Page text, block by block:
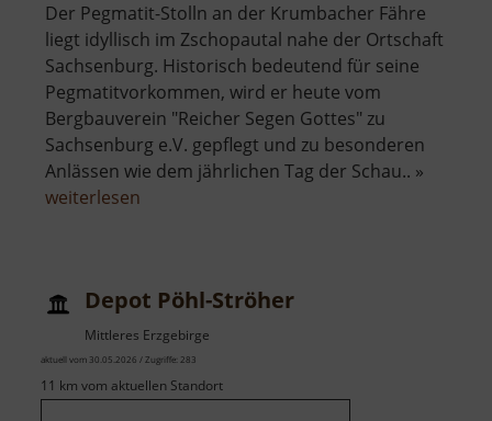
Der Pegmatit-Stolln an der Krumbacher Fähre
liegt idyllisch im Zschopautal nahe der Ortschaft
Sachsenburg. Historisch bedeutend für seine
Pegmatitvorkommen, wird er heute vom
Bergbauverein "Reicher Segen Gottes" zu
Sachsenburg e.V. gepflegt und zu besonderen
Anlässen wie dem jährlichen Tag der Schau.. »
weiterlesen
der
Krumbacher
Fähre
Depot Pöhl-Ströher
Mittleres Erzgebirge
aktuell vom 30.05.2026 / Zugriffe: 283
11 km vom aktuellen Standort